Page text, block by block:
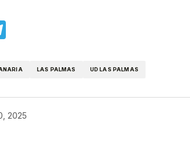
LAS PALMAS UD LAS PALMAS
2025